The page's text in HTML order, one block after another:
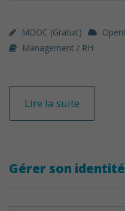
MOOC (gratuit)
Management / RH
Lire la suite
Gérer son